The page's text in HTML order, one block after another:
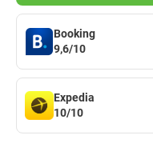
Booking
9,6/10
Expedia
10/10